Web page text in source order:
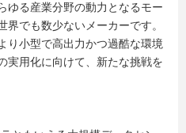
ゆる産業分野の動力となるモー
界でも数少ないメーカーです。
り小型で高出力かつ過酷な環境
実用化に向けて、新たな挑戦を